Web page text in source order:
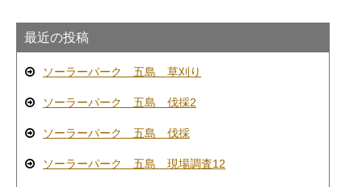
最近の投稿
ソーラーパーク 五島 草刈り
ソーラーパーク 五島 伐採2
ソーラーパーク 五島 伐採
ソーラーパーク 五島 現場調査12